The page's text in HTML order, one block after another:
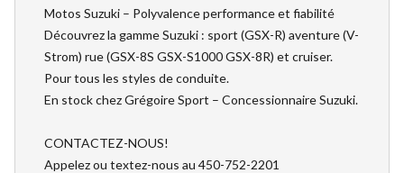
Motos Suzuki – Polyvalence performance et fiabilité
Découvrez la gamme Suzuki : sport (GSX-R) aventure (V-
Strom) rue (GSX-8S GSX-S1000 GSX-8R) et cruiser.
Pour tous les styles de conduite.
En stock chez Grégoire Sport – Concessionnaire Suzuki.
CONTACTEZ-NOUS!
Appelez ou textez-nous au 450-752-2201